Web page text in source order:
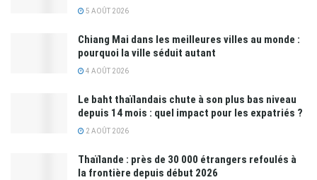
5 AOÛT 2026
Chiang Mai dans les meilleures villes au monde :
pourquoi la ville séduit autant
4 AOÛT 2026
Le baht thaïlandais chute à son plus bas niveau
depuis 14 mois : quel impact pour les expatriés ?
2 AOÛT 2026
Thaïlande : près de 30 000 étrangers refoulés à
la frontière depuis début 2026